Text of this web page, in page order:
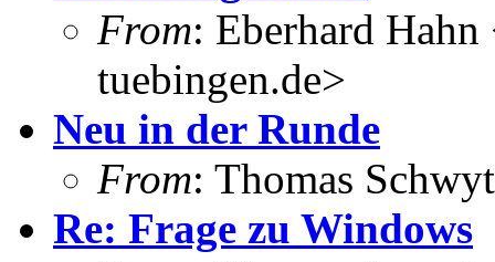
From: Eberhard
tuebingen.de>
Neu in der Runde
From: Thomas
Re: Frage zu Windows